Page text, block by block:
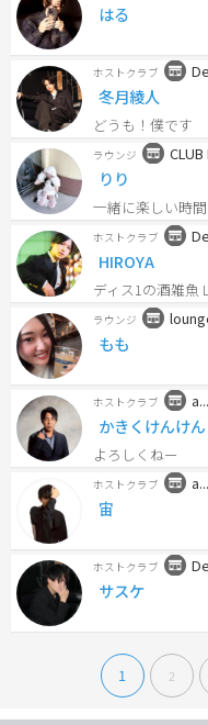
はる
ホストクラブ
冬月綾人
どうも！僕です
ラウンジ CLUB
りり
一緒に楽しい時
ホストクラブ
HIROYA
ディス1の酒雑魚
ラウンジ
もも
ホストクラブ
かきくけんけん
よろしくねー
ホストクラブ
宙
ホストクラブ
サスケ
1 2